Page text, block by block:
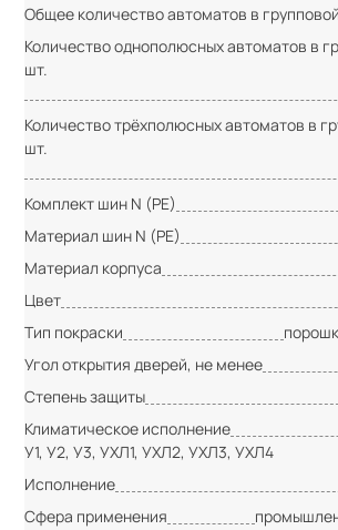
Общее количество автоматов в
Количество однополюсных автоматов в
шт.
Количество трёхполюсных автоматов в
шт.
Комплект шин N (PE)
Материал шин N (PE)
Материал корпуса
Цвет
Тип покраски
Угол открытия дверей, не менее
Степень защиты
Климатическое исполнение
У1, У2, У3, УХЛ1, УХЛ2, УХЛ3, УХЛ4
Исполнение
Сфера применения